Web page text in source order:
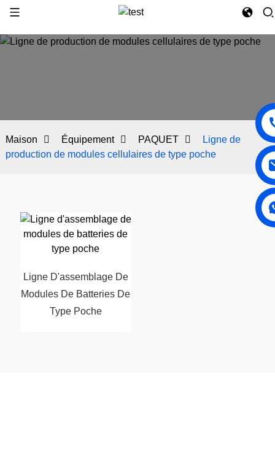
Maison Équipement PAQUET
Ligne de
production de modules cellulaires de type poche
Ligne D'assemblage De
Modules De Batteries De
Type Poche